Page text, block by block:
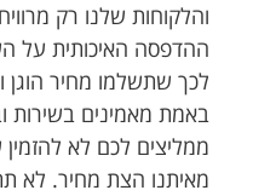
והלקוחות שלנו רק
ההדפסה האיכותית על
לכך שתשלמו מחיר הוגן
באמת מאמינים בשירות
ממליצים לכם לא
מאיתנו הצת מחיר. לא